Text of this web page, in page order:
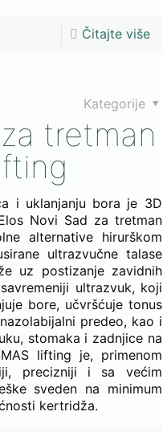
Čitajte više
Kategorije
tretman
i uklanjanju bora je 3D
Novi Sad za tretman
alternative hirurškom
ultrazvučne talase
uz postizanje zavidnih
ultrazvuk, koji
bore, učvršćuje tonus
predeo, kao i
stomaka i zadnjice na
lifting je, primenom
precizniji i sa većim
sveden na minimum
kertridža.